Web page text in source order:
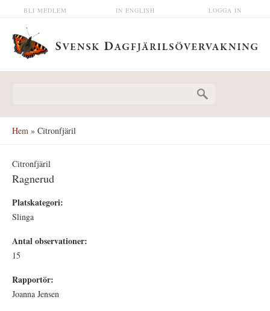
Hoppa till huvudinnehåll LOGGA IN
IN ENGLISH
BLI MEDLEM
Hem » Citronfjäril
Citronfjäril
Ragnerud
Platskategori:
Slinga
Antal observationer:
15
Rapportör:
Joanna Jensen